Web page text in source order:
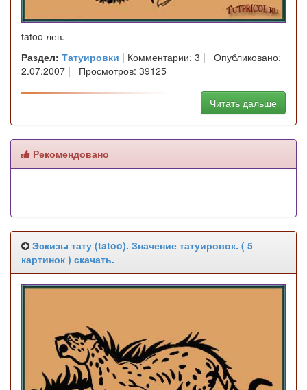
tatoo лев.
Раздел: Татуировки | Комментарии: 3 | Опубликовано:
2.07.2007 | Просмотров: 39125
Читать дальше
Рекомендовано
Эскизы тату (tatoo). Значение татуировок. ( 5
картинок ) скачать.